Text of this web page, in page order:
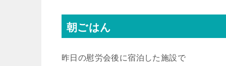
朝ごはん
昨日の慰労会後に宿泊した施設で